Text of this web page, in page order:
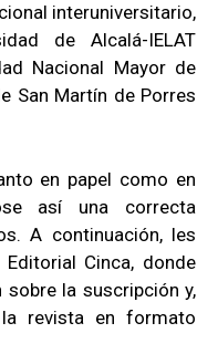
interuniversitario,
de Alcalá-IELAT
Nacional Mayor de
San Martín de Porres
en papel como en
así una correcta
A continuación, les
Cinca, donde
la suscripción y,
revista en formato